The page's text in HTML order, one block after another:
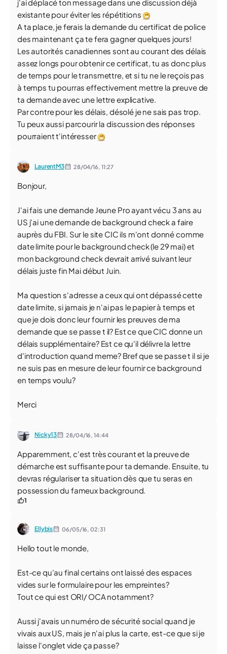
j'ai déplacé ton message dans une discussion déjà
existante pour éviter les répétitions
A ta place, je ferais la demande du certificat de police
des maintenant ça te fera gagner quelques jours!
Les autorités canadiennes sont au courant des délais
assez longs pour obtenir ce certificat, tu as donc plus
de temps pour le transmettre, et si tu ne le reçois pas
à temps tu pourras effectivement mettre la preuve de
ta demande avec une lettre explicative.
Par contre pour les délais, désolé je ne sais pas trop.
Tu peux aussi parcourir la discussion des réponses
pourraient t'intéresser
LaurentM3 28/04/16, 11:27
Bonjour,
J'ai fais une demande Jeune Pro ayant vécu 3 ans au
US j'ai une demande de background check a faire
auprès du FBI. Sur le site CIC ils m'ont donné comme
date limite pour le background check (le 29 mai) et
mon background check devrait arrivé suivant leur
délais juste fin Mai début Juin.
Ma question s'adresse a ceux qui ont dépassé cette
date limite, si jamais je n'ai pas le papier à temps et
que je dois donc leur fournir les preuves de ma
demande que se passe t il? Est ce que CIC donne un
délais supplémentaire? Est ce qu'il délivre la lettre
d'introduction quand meme? Bref que se passe t il si je
ne suis pas en mesure de leur fournir ce background
en temps voulu?
Merci
Nicky13 28/04/16,14:44
Apparemment, c'est très courant et la preuve de
démarche est suffisante pour ta demande. Ensuite, tu
devras régulariser ta situation dès que tu seras en
possession du fameux background.
1
Ellybis 06/05/16,02:31
Hello tout le monde,
Est-ce qu'au final certains ont laissé des espaces
vides sur le formulaire pour les empreintes?
Tout ce qui est ORI/ OCA notamment?
Aussi j'avais un numéro de sécurité social quand je
vivais aux US, mais je n'ai plus la carte, est-ce que si je
laisse l'onglet vide ça passe?